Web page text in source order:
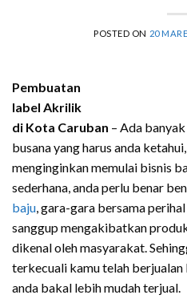
POSTED ON 20
Pembuatan
label Akrilik
di Kota Caruban – Ada
busana yang harus anda
menginginkan memulai bisnis
sederhana, anda perlu benar
baju , gara-gara bersama
sanggup mengakibatkan
dikenal oleh masyarakat.
terkecuali kamu telah berjualan
anda bakal lebih mudah terjual.